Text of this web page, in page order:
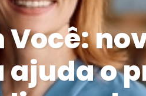
Você:
o